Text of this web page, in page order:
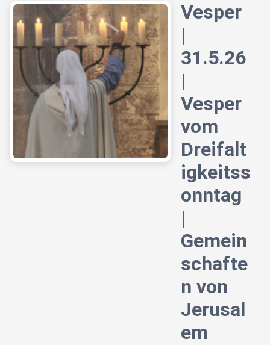
Vesper
|
31.5.26
|
Vesper
vom
Dreifalt
igkeitss
onntag
|
Gemein
schafte
n von
Jerusal
em